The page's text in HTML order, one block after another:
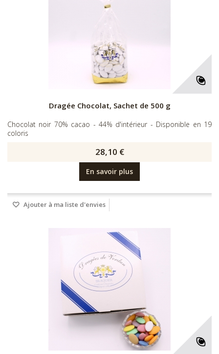
Dragée Chocolat, Sachet de 500 g
Chocolat noir 70% cacao - 44% d'intérieur - Disponible en 19
coloris
28,10 €
En savoir plus
Ajouter à ma liste d'envies